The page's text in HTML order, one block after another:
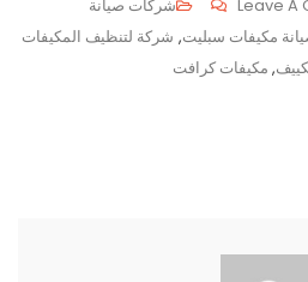
Leave A
اقتصادي
وفعال:
شركات صيانة
مكيفات سبليت, شركة لتنظيف المكيفات
, مكيفات كرافت